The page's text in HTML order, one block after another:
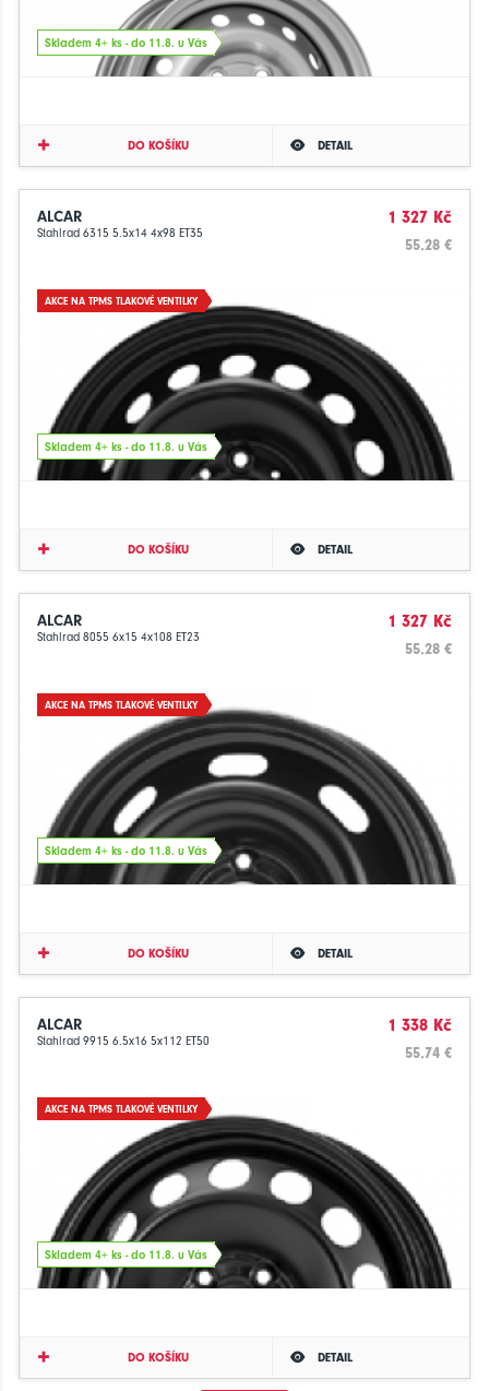
Skladem 4+ ks - do 11.8. u Vás
DO KOŠÍKU DETAIL
ALCAR
Stahlrad 6315 5.5x14 4x98 ET35
1 327 Kč
55.28 €
AKCE NA TPMS TLAKOVÉ VENTILKY
Skladem 4+ ks - do 11.8. u Vás
DO KOŠÍKU DETAIL
ALCAR
Stahlrad 8055 6x15 4x108 ET23
1 327 Kč
55.28 €
AKCE NA TPMS TLAKOVÉ VENTILKY
Skladem 4+ ks - do 11.8. u Vás
DO KOŠÍKU DETAIL
ALCAR
Stahlrad 9915 6.5x16 5x112 ET50
1 338 Kč
55.74 €
AKCE NA TPMS TLAKOVÉ VENTILKY
Skladem 4+ ks - do 11.8. u Vás
DO KOŠÍKU DETAIL